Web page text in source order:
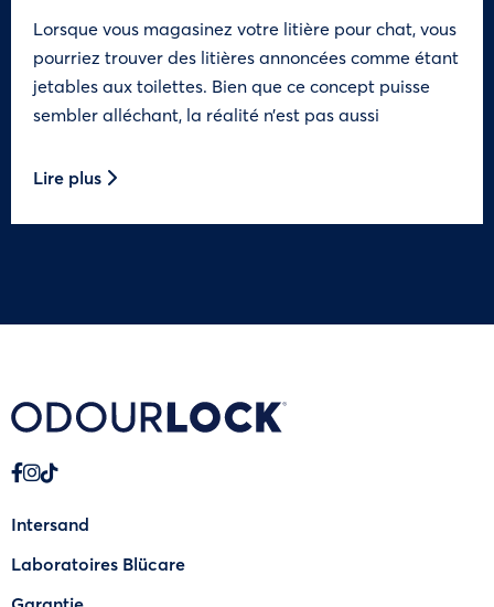
Lorsque vous magasinez votre litière pour chat, vous
pourriez trouver des litières annoncées comme étant
jetables aux toilettes. Bien que ce concept puisse
sembler alléchant, la réalité n’est pas aussi
Lire plus
Intersand
Laboratoires Blücare